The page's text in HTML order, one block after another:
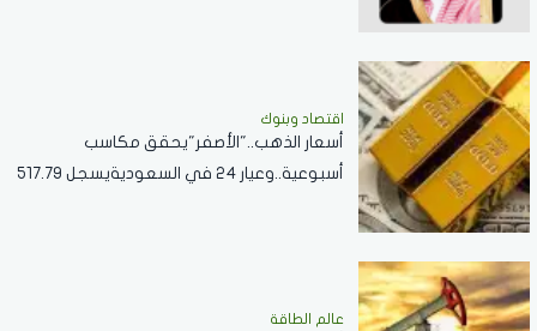
اقتصاد وبنوك
أسعار الذهب.."الأصفر"يحقق مكاسب
أسبوعية..وعيار 24 في السعوديةيسجل 517.79
عالم الطاقة